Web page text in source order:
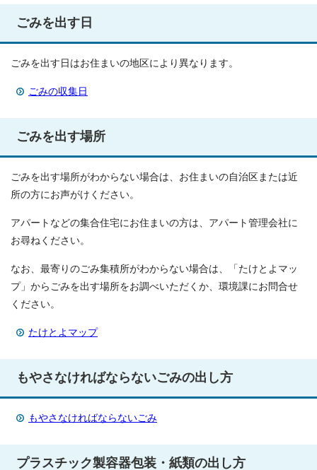
ごみを出す日
ごみを出す日はお住まいの地区により異なります。
ごみの収集日
ごみを出す場所
ごみを出す場所がわからない場合は、お住まいの自治区または近
所の方にお声がけください。
アパートなどの集合住宅にお住まいの方は、アパート管理会社に
お尋ねください。
なお、最寄りのごみ集積所がわからない場合は、「たけとよマッ
プ」からごみを出す場所をお調べいただくか、環境課にお問合せ
ください。
たけとよマップ
もやさなければならないごみの出し方
もやさなければならないごみ
プラスチック製容器包装・紙類の出し方